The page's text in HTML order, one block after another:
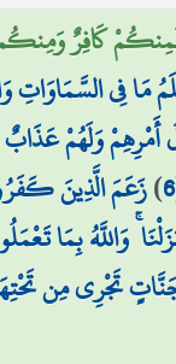
كَافِرٌ
مَا فِي السَّمَاوَاتِ
وَلَهُمْ عَذَابٌ
6
)زَعَمَ الَّذِينَ
وَاللَّهُ بِمَا
تَجْرِي مِن